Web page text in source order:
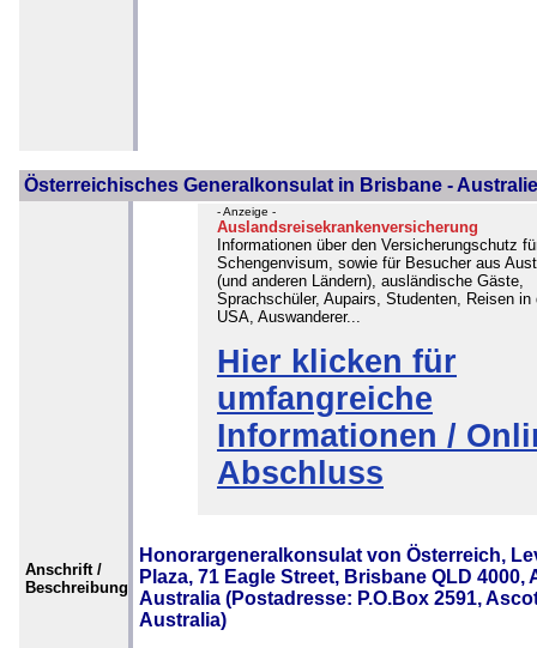
Österreichisches Generalkonsulat in Brisbane -
- Anzeige -
Auslandsreisekrankenversicherung
Informationen über den Versicherungschutz
Schengenvisum, sowie für Besucher aus
(und anderen Ländern), ausländische Gäste,
Sprachschüler, Aupairs, Studenten, Reisen in
USA, Auswanderer...
Hier klicken für
umfangreiche
Informationen /
Abschluss
Anschrift /
Beschreibung
Honorargeneralkonsulat von Österreich,
Plaza, 71 Eagle Street, Brisbane QLD 4000,
Australia (Postadresse: P.O.Box 2591,
Australia)